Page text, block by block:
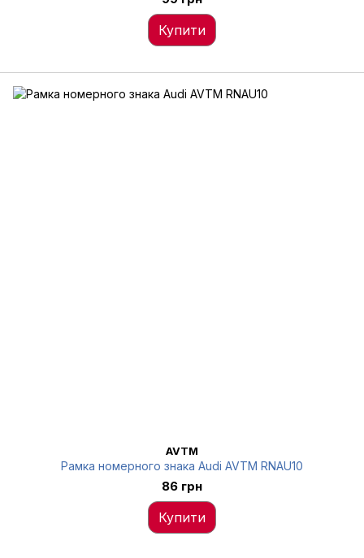
Купити
AVTM
Рамка номерного знака Audi AVTM RNAU10
86 грн
Купити